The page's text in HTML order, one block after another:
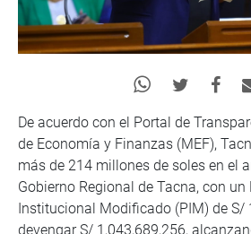
De acuerdo con el Portal de
de Economía y Finanzas (MEF),
más de 214 millones de soles en el
Gobierno Regional de Tacna, con un
Institucional Modificado (PIM) de S/
devengar S/ 1,043,689,256,